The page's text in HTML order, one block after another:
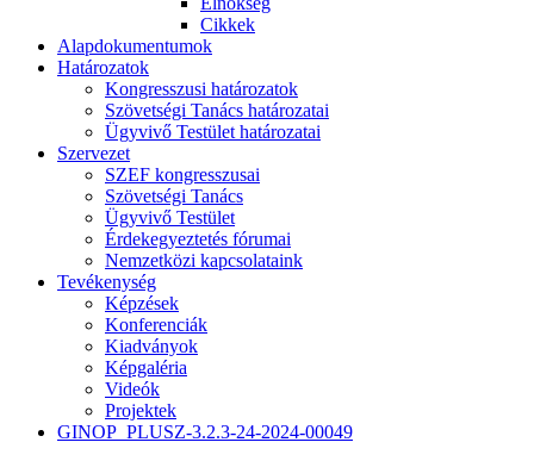
Cikkek
Alapdokumentumok
Határozatok
Kongresszusi határozatok
Szövetségi Tanács határozatai
Ügyvivő Testület határozatai
Szervezet
SZEF kongresszusai
Szövetségi Tanács
Ügyvivő Testület
Érdekegyeztetés fórumai
Nemzetközi kapcsolataink
Tevékenység
Képzések
Konferenciák
Kiadványok
Képgaléria
Videók
Projektek
GINOP_PLUSZ-3.2.3-24-2024-00049